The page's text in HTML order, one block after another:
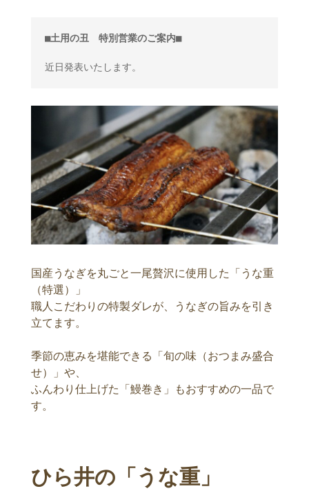
■土用の丑　特別営業のご案内■
近日発表いたします。
国産うなぎを丸ごと一尾贅沢に使用した「うな重
（特選）」
職人こだわりの特製ダレが、うなぎの旨みを引き
立てます。
季節の恵みを堪能できる「旬の味（おつまみ盛合
せ）」や、
ふんわり仕上げた「鰻巻き」もおすすめの一品で
す。
ひら井の「うな重」